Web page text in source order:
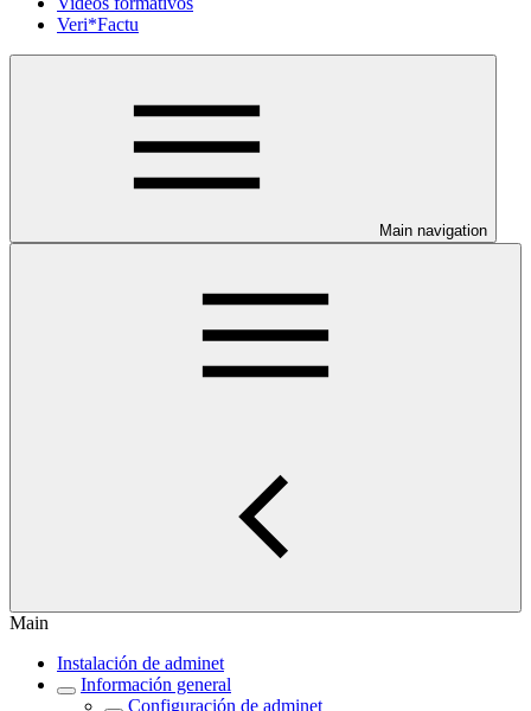
Veri*Factu
Main navigation
Main
Instalación de adminet
Información general
Configuración de adminet